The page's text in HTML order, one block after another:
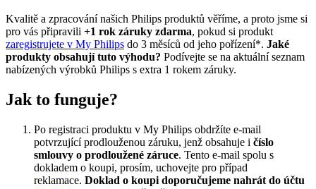
Kvalitě a zpracování našich Philips produktů věříme, a proto jsme si
pro vás připravili +1 rok záruky zdarma
zaregistrujete v My Philips do 3 měsíců od jeho pořízení*. Jaké
produkty obsahují tuto výhodu? Podívejte se na aktuální seznam
nabízených výrobků Philips s extra 1 rokem záruky.
Jak to funguje?
Po registraci produktu v My Philips obdržíte e-mail
potvrzující prodlouženou záruku, jenž obsahuje i číslo
smlouvy o prodloužené záruce. Tento e-mail spolu s
dokladem o koupi, prosím, uchovejte pro případ
reklamace.